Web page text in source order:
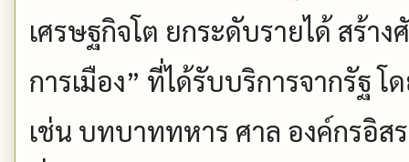
เศรษฐกิจโต ยกระดับรายได้ สร้า
การเมือง” ที่ได้รับบริการจากรัฐ
เช่น บทบาททหาร ศาล องค์กรอิส